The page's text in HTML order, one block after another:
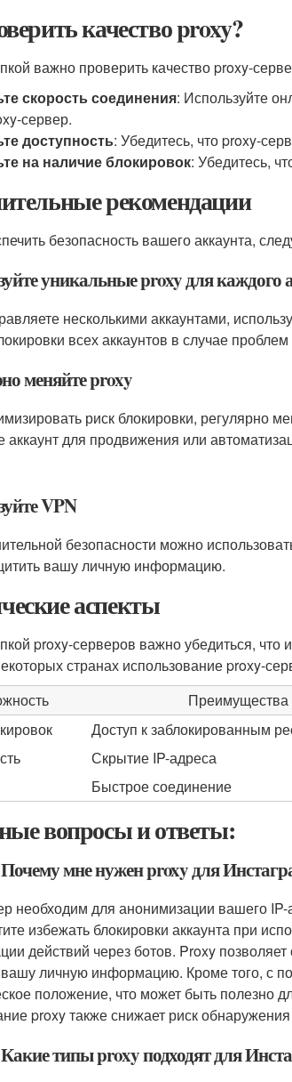
качество proxy?
важно проверить качество proxy-
скорость соединения: Используйте
сервер.
доступность: Убедитесь, что proxy-
на наличие блокировок: Убедитесь,
рекомендации
безопасность вашего аккаунта,
уникальные proxy для каждого
несколькими аккаунтами,
всех аккаунтов в случае
меняйте proxy
риск блокировки, регулярно
аккаунт для продвижения или
VPN
безопасности можно
вашу личную информацию.
аспекты
proxy-серверов важно убедиться, что
странах использование proxy-
Преимущества
Доступ к заблокированным
Скрытие IP-адреса
Быстрое соединение
вопросы и ответы:
мне нужен proxy для
необходим для анонимизации вашего
избежать блокировки аккаунта при
действий через ботов. Proxy
вашу личную информацию. Кроме того, с
положение, что может быть полезно
proxy также снижает риск
типы proxy подходят для